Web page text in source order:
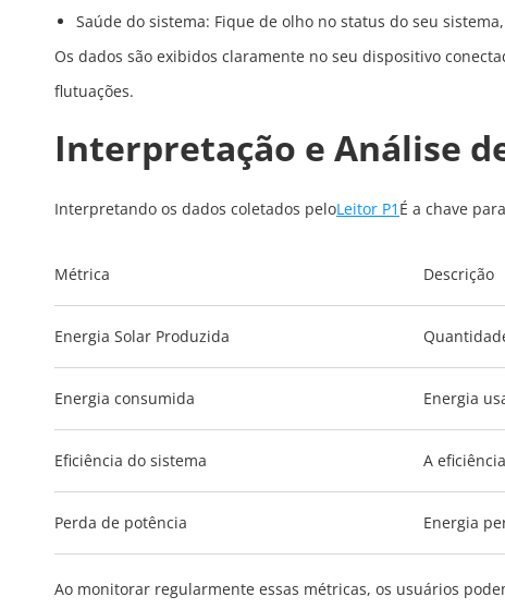
Saúde do sistema: Fique de olho no status do seu
Os dados são exibidos claramente no seu dispositivo
flutuações.
Interpretação e Análise
Interpretando os dados coletados peloLeitor P1 É a chave
Métrica Descrição
Energia Solar Produzida
Energia consumida Energia
Eficiência do sistema A
Perda de potência Energia
Ao monitorar regularmente essas métricas, os usuários